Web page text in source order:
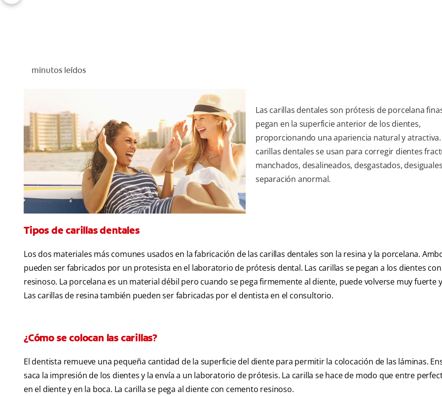
minutos leídos
Las carillas dentales son prótesis de porcelana
pegan en la superficie anterior de los dientes,
proporcionando una apariencia natural y atractiva.
carillas dentales se usan para corregir dientes
manchados, desalineados, desgastados,
separación anormal.
Tipos de carillas dentales
Los dos materiales más comunes usados en la fabricación de las carillas dentales son la resina y la porcelana.
pueden ser fabricados por un protesista en el laboratorio de prótesis dental. Las carillas se pegan a los dientes
resinoso. La porcelana es un material débil pero cuando se pega firmemente al diente, puede volverse muy fuerte
Las carillas de resina también pueden ser fabricadas por el dentista en el consultorio.
¿Cómo se colocan las carillas?
El dentista remueve una pequeña cantidad de la superficie del diente para permitir la colocación de las láminas.
saca la impresión de los dientes y la envía a un laboratorio de prótesis. La carilla se hace de modo que entre
en el diente y en la boca. La carilla se pega al diente con cemento resinoso.